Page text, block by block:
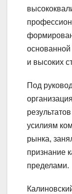
и высоких
Под
усилиям
рынка,
признание
пределами.